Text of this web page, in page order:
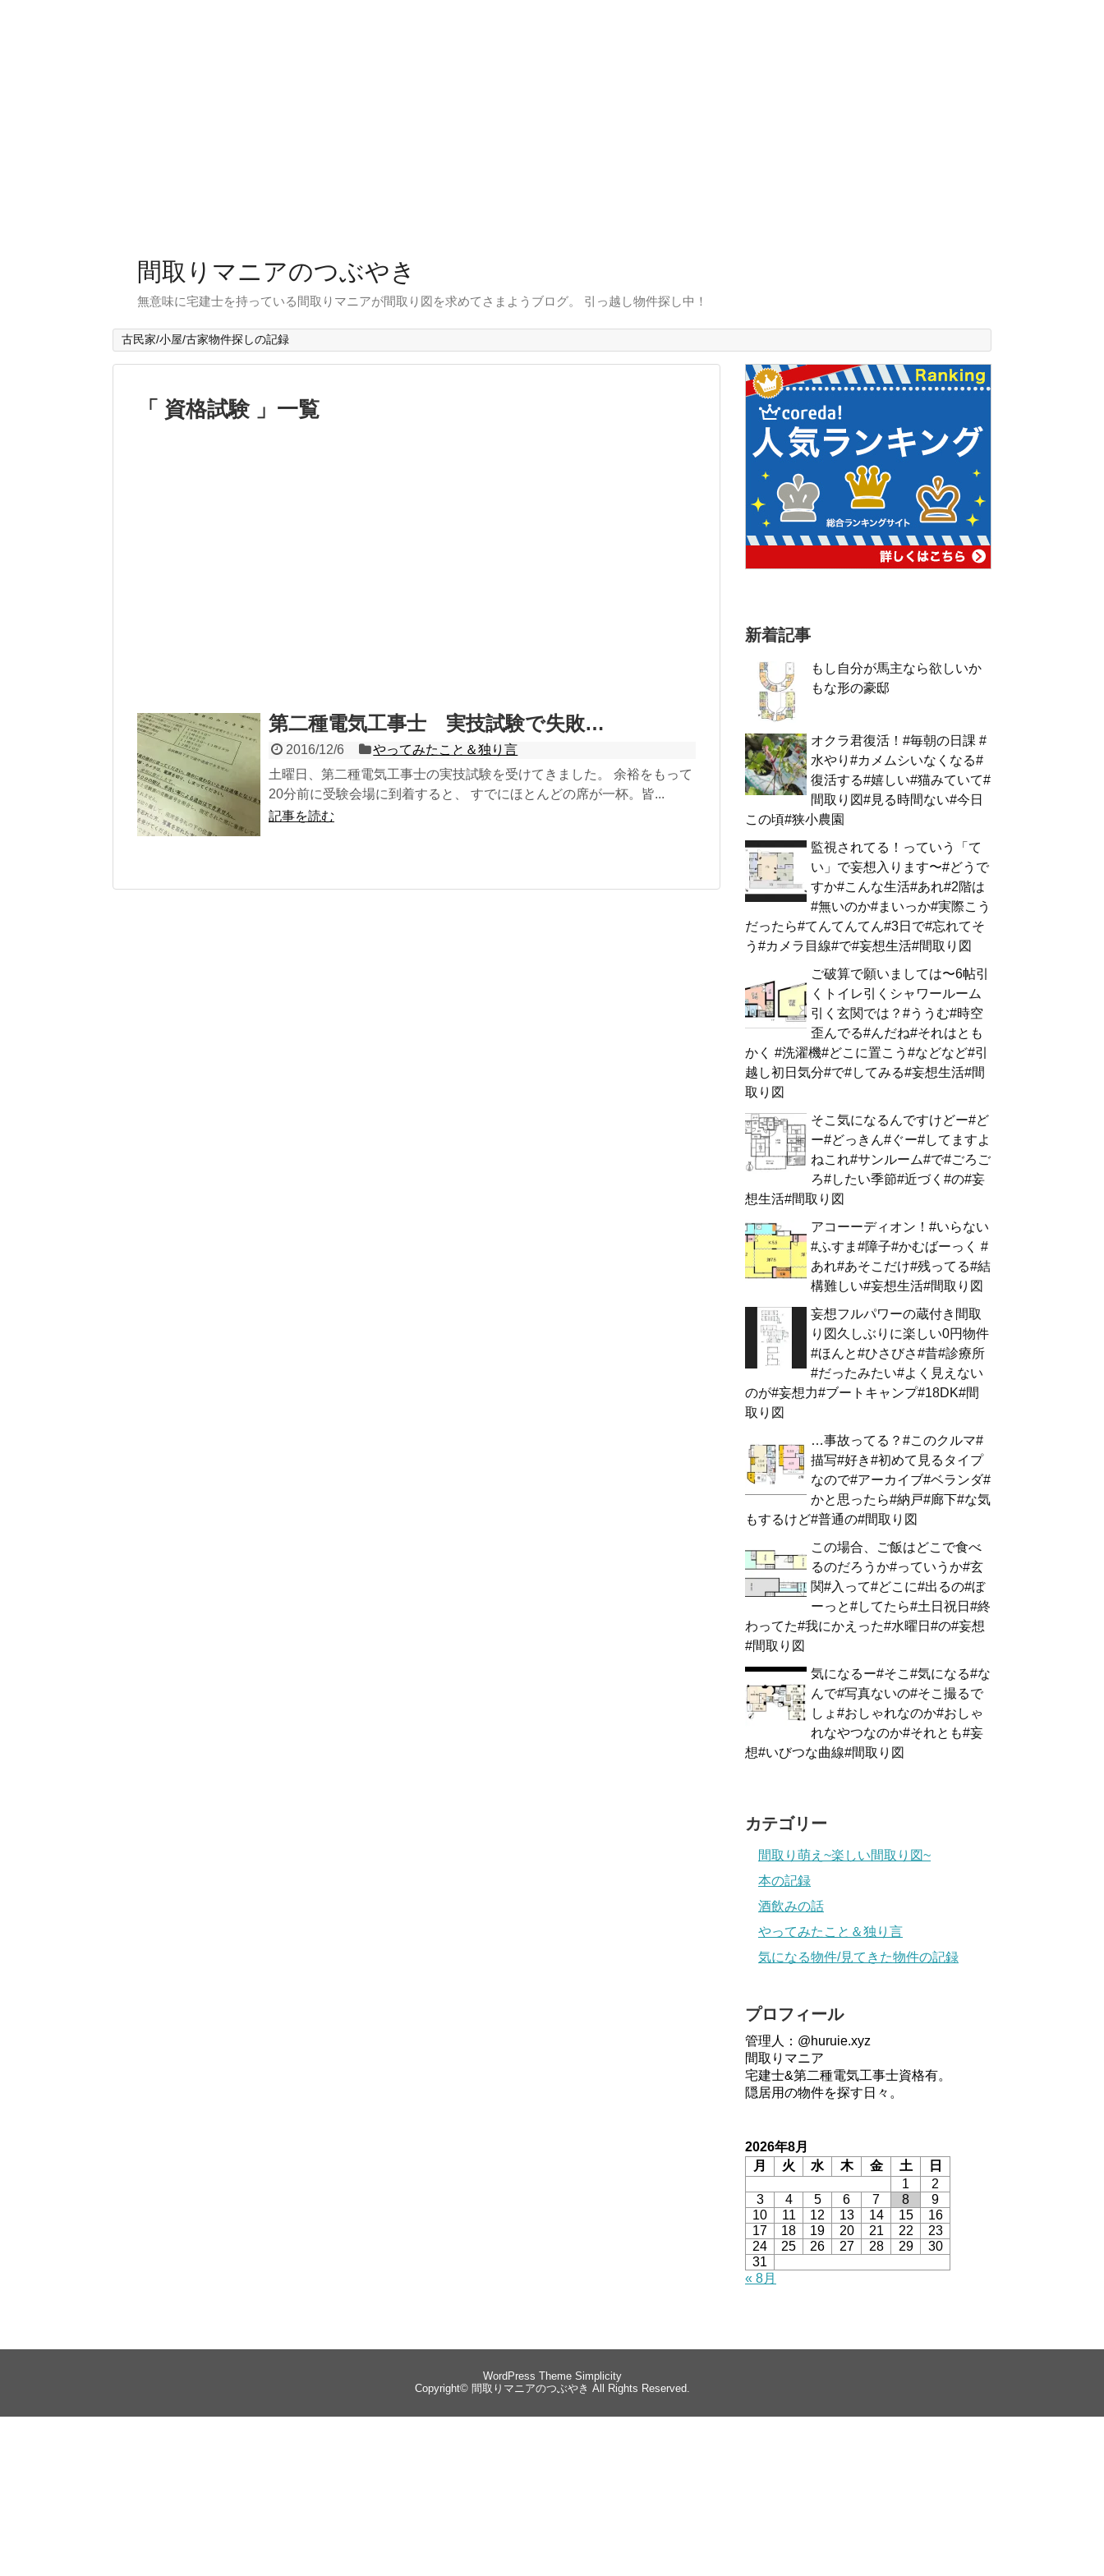
間取りマニアのつぶやき
無意味に宅建士を持っている間取りマニアが間取り図を求めてさまようブログ。 引っ越し物件探し中！
古民家/小屋/古家物件探しの記録
「 資格試験 」一覧
第二種電気工事士 実技試験で失敗…
2016/12/6
やってみたこと＆独り言
土曜日、第二種電気工事士の実技試験を受けてきました。 余裕をもって
20分前に受験会場に到着すると、 すでにほとんどの席が一杯。皆...
記事を読む
新着記事
もし自分が馬主なら欲しいか
もな形の豪邸
オクラ君復活！#毎朝の日課 #
水やり#カメムシいなくなる#
復活する#嬉しい#猫みていて#
間取り図#見る時間ない#今日
この頃#狭小農園
監視されてる！っていう「て
い」で妄想入ります〜#どうで
すか#こんな生活#あれ#2階は
#無いのか#まいっか#実際こう
だったら#てんてんてん#3日で#忘れてそ
う#カメラ目線#で#妄想生活#間取り図
ご破算で願いましては〜6帖引
くトイレ引くシャワールーム
引く玄関では？#ううむ#時空
歪んでる#んだね#それはとも
かく #洗濯機#どこに置こう#などなど#引
越し初日気分#で#してみる#妄想生活#間
取り図
そこ気になるんですけどー#ど
ー#どっきん#ぐー#してますよ
ねこれ#サンルーム#で#ごろご
ろ#したい季節#近づく#の#妄
想生活#間取り図
アコーーディオン！#いらない
#ふすま#障子#かむばーっく #
あれ#あそこだけ#残ってる#結
構難しい#妄想生活#間取り図
妄想フルパワーの蔵付き間取
り図久しぶりに楽しい0円物件
#ほんと#ひさびさ#昔#診療所
#だったみたい#よく見えない
のが#妄想力#ブートキャンプ#18DK#間
取り図
…事故ってる？#このクルマ#
描写#好き#初めて見るタイプ
なので#アーカイブ#ベランダ#
かと思ったら#納戸#廊下#な気
もするけど#普通の#間取り図
この場合、ご飯はどこで食べ
るのだろうか#っていうか#玄
関#入って#どこに#出るの#ぼ
ーっと#してたら#土日祝日#終
わってた#我にかえった#水曜日#の#妄想
#間取り図
気になるー#そこ#気になる#な
んで#写真ないの#そこ撮るで
しょ#おしゃれなのか#おしゃ
れなやつなのか#それとも#妄
想#いびつな曲線#間取り図
カテゴリー
間取り萌え~楽しい間取り図~
本の記録
酒飲みの話
やってみたこと＆独り言
気になる物件/見てきた物件の記録
プロフィール
管理人：@huruie.xyz
間取りマニア
宅建士&第二種電気工事士資格有。
隠居用の物件を探す日々。
2026年8月
月
火 水 木 金 土
日
1
2
3
4 5 6 7 8
9
10
11 12 13 14 15
16
17
18 19 20 21 22
23
24
25 26 27 28 29
30
31
« 8月
WordPress Theme Simplicity
Copyright© 間取りマニアのつぶやき All Rights Reserved.